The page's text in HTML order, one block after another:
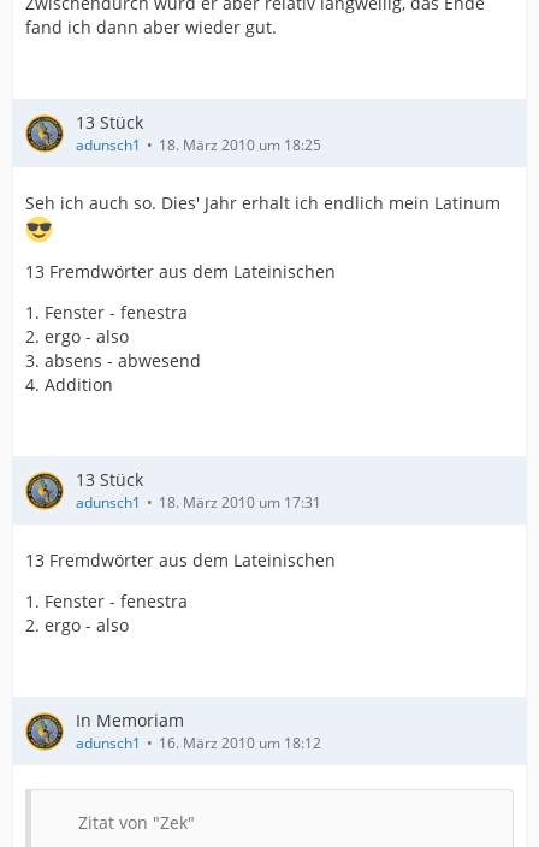
fand ich dann aber wieder gut.
13 Stück
adunsch1 18. März 2010 um 18:25
Seh ich auch so. Dies' Jahr erhalt ich endlich mein Latinum
13 Fremdwörter aus dem Lateinischen
1. Fenster - fenestra
2. ergo - also
3. absens - abwesend
4. Addition
13 Stück
adunsch1 18. März 2010 um 17:31
13 Fremdwörter aus dem Lateinischen
1. Fenster - fenestra
2. ergo - also
In Memoriam
adunsch1 16. März 2010 um 18:12
Zitat von "Zek"